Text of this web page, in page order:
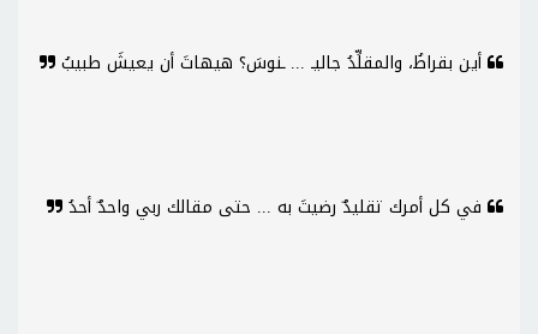
أين بقراطُ، والمقلِّدُ جاليـ ... ـنوسَ؟ هيهاتَ أن يعيشَ طبيبُ
في كل أمرك تقليدٌ رضيتَ به ... حتى مقالك ربي واحدٌ أحدُ